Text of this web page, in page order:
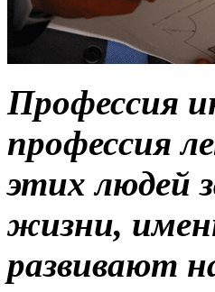
Профессия
профессия
этих людей
жизни,
развивают